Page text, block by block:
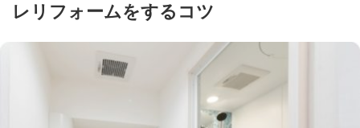
レリフォームをするコツ